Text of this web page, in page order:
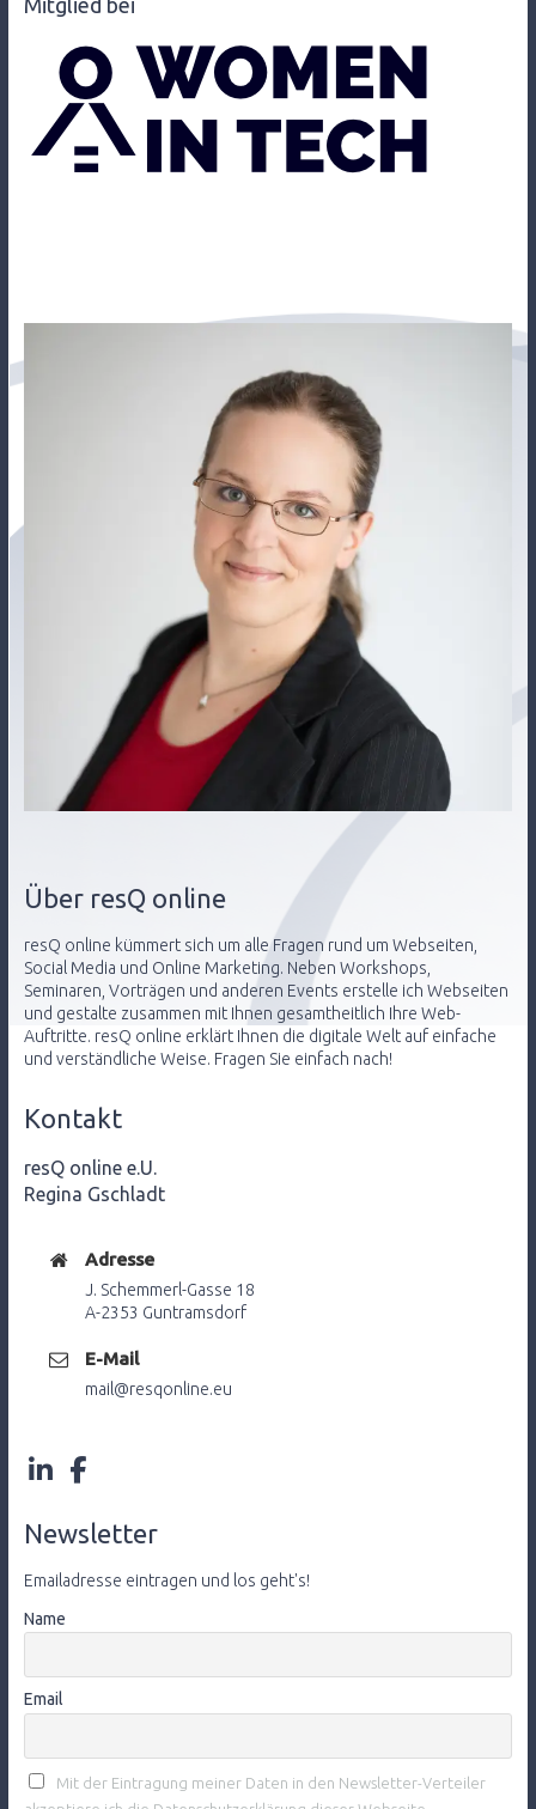
Mitglied bei
Über resQ online
resQ online kümmert sich um alle Fragen rund um Webseiten,
Social Media und Online Marketing. Neben Workshops,
Seminaren, Vorträgen und anderen Events erstelle ich Webseiten
und gestalte zusammen mit Ihnen gesamtheitlich Ihre Web-
Auftritte. resQ online erklärt Ihnen die digitale Welt auf einfache
und verständliche Weise. Fragen Sie einfach nach!
Kontakt
resQ online e.U.
Regina Gschladt
Adresse
J. Schemmerl-Gasse 18
A-2353 Guntramsdorf
E-Mail
mail@resqonline.eu
Newsletter
Emailadresse eintragen und los geht's!
Name
Email
Mit der Eintragung meiner Daten in den Newsletter-Verteiler